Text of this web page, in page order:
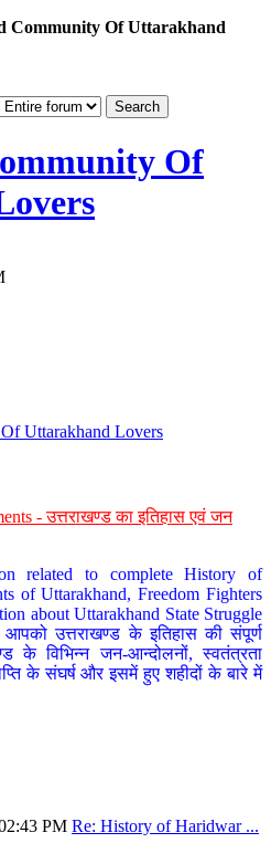
Community Of Uttarakhand
Of
Uttarakhand Lovers
- उत्तराखण्ड का इतिहास एवं जन
related to complete History of
of Uttarakhand, Freedom Fighters
about Uttarakhand State Struggle
उत्तराखण्ड के इतिहास की संपूर्ण
के विभिन्न जन-आन्दोलनों, स्वतंत्रता
के संघर्ष और इसमें हुए शहीदों के बारे में
PM Re: History of Haridwar ...